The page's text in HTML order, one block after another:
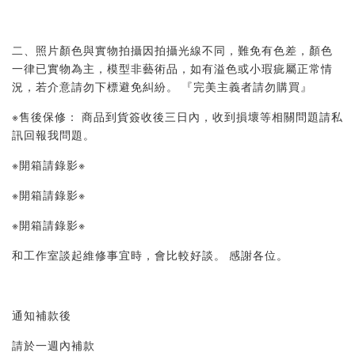
二、照片顏色與實物拍攝因拍攝光線不同，難免有色差，顏色
一律已實物為主，模型非藝術品，如有溢色或小瑕疵屬正常情
況，若介意請勿下標避免糾紛。 『完美主義者請勿購買』
※售後保修： 商品到貨簽收後三日內，收到損壞等相關問題請私
訊回報我問題。
※開箱請錄影※
※開箱請錄影※
※開箱請錄影※
和工作室談起維修事宜時，會比較好談。 感謝各位。
通知補款後
請於一週內補款